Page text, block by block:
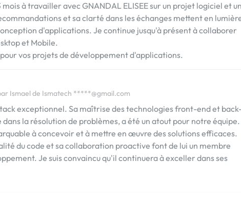
à travailler avec GNANDAL ELISEE sur un projet logiciel et un
et sa clarté dans les échanges mettent en
d'applications. Je continue jusqu'à présent à collaborer
et Mobile.
vos projets de développement d'applications.
Ismael de Ismatech *****@gmail.com
exceptionnel. Sa maîtrise des technologies front-end et
la résolution de problèmes, a été un atout pour notre équipe.
à concevoir et à mettre en œuvre des solutions efficaces.
du code et sa collaboration proactive font de lui un membre
Je suis convaincu qu'il continuera à exceller dans ses